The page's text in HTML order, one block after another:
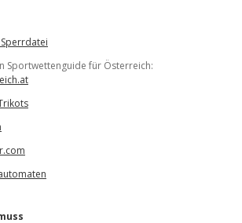
Sportwettenguide für Österreich: